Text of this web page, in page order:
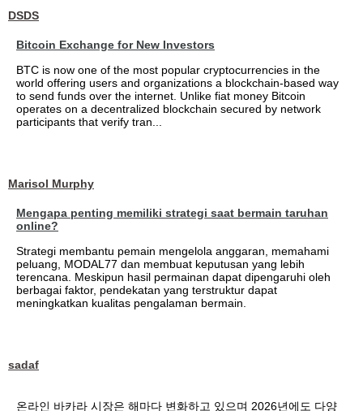
DSDS
Bitcoin Exchange for New Investors
BTC is now one of the most popular cryptocurrencies in the
world offering users and organizations a blockchain-based way
to send funds over the internet. Unlike fiat money Bitcoin
operates on a decentralized blockchain secured by network
participants that verify tran...
Marisol Murphy
Mengapa penting memiliki strategi saat bermain taruhan
online?
Strategi membantu pemain mengelola anggaran, memahami
peluang, MODAL77 dan membuat keputusan yang lebih
terencana. Meskipun hasil permainan dapat dipengaruhi oleh
berbagai faktor, pendekatan yang terstruktur dapat
meningkatkan kualitas pengalaman bermain.
sadaf
온라인 바카라 시장은 해마다 변화하고 있으며 2026년에도 다양